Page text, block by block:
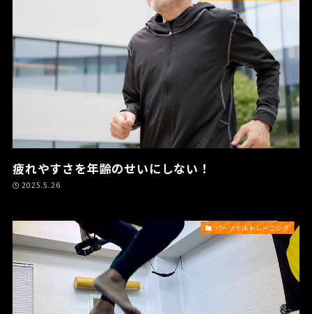
疲れやすさを年齢のせいにしない！
2025.5.26
パーソナルトレーニング